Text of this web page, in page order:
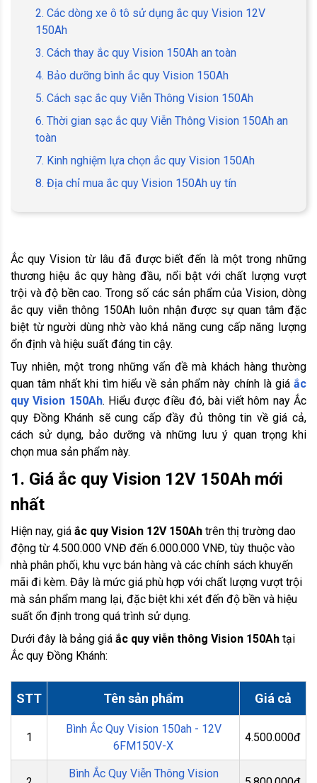
2. Các dòng xe ô tô sử dụng ắc quy Vision 12V
150Ah
3. Cách thay ắc quy Vision 150Ah an toàn
4. Bảo dưỡng bình ắc quy Vision 150Ah
5. Cách sạc ắc quy Viễn Thông Vision 150Ah
6. Thời gian sạc ắc quy Viễn Thông Vision 150Ah an
toàn
7. Kinh nghiệm lựa chọn ắc quy Vision 150Ah
8. Địa chỉ mua ắc quy Vision 150Ah uy tín
Ắc quy Vision từ lâu đã được biết đến là một trong những
thương hiệu ắc quy hàng đầu, nổi bật với chất lượng vượt
trội và độ bền cao. Trong số các sản phẩm của Vision, dòng
ắc quy viễn thông 150Ah luôn nhận được sự quan tâm đặc
biệt từ người dùng nhờ vào khả năng cung cấp năng lượng
ổn định và hiệu suất đáng tin cậy.
Tuy nhiên, một trong những vấn đề mà khách hàng thường
quan tâm nhất khi tìm hiểu về sản phẩm này chính là giá ắc
quy Vision 150Ah. Hiểu được điều đó, bài viết hôm nay Ắc
quy Đồng Khánh sẽ cung cấp đầy đủ thông tin về giá cả,
cách sử dụng, bảo dưỡng và những lưu ý quan trọng khi
chọn mua sản phẩm này.
1. Giá ắc quy Vision 12V 150Ah mới
nhất
Hiện nay, giá ắc quy Vision 12V 150Ah trên thị trường dao
động từ 4.500.000 VNĐ đến 6.000.000 VNĐ, tùy thuộc vào
nhà phân phối, khu vực bán hàng và các chính sách khuyến
mãi đi kèm. Đây là mức giá phù hợp với chất lượng vượt trội
mà sản phẩm mang lại, đặc biệt khi xét đến độ bền và hiệu
suất ổn định trong quá trình sử dụng.
Dưới đây là bảng giá ắc quy viễn thông Vision 150Ah tại
Ắc quy Đồng Khánh:
STT Tên sản phẩm Giá cả
1
Bình Ắc Quy Vision 150ah - 12V
6FM150V-X
4.500.000đ
Bình Ắc Quy Viễn Thông Vision